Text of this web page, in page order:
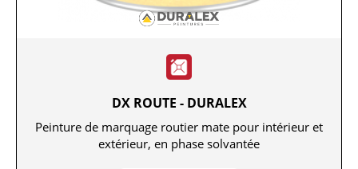
DX ROUTE - DURALEX
Peinture de marquage routier mate pour intérieur et
extérieur, en phase solvantée